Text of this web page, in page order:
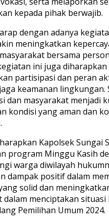
kepada pihak berwajib.
dengan adanya
meningkatkan
bersama
ini juga
partisipasi dan peran
keamanan lingkungan.
dan masyarakat menjadi
kondisi yang aman dan
Kapolsek Sungai
program Minggu Kasih
warga diwilayah
dampak positif dalam
solid dan
dalam menciptakan situasi
Pemilihan Umum 2024.